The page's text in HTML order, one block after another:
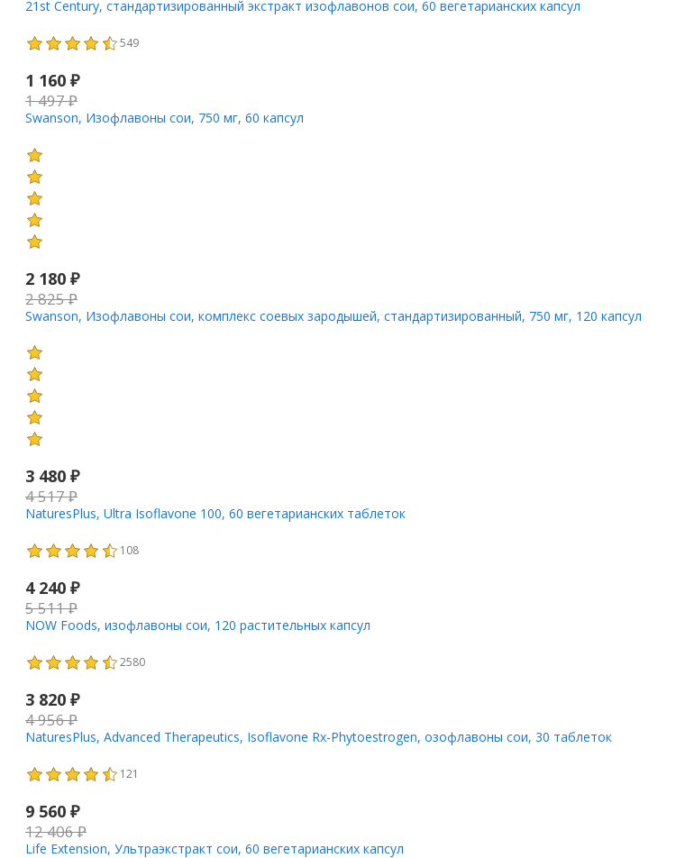
21st Century, стандартизированный экстракт изофлавонов сои, 60 вегетарианских капсул
549
1 160 ₽
1 497₽
Swanson, Изофлавоны сои, 750 мг, 60 капсул
2 180 ₽
2 825₽
Swanson, Изофлавоны сои, комплекс соевых зародышей, стандартизированный, 750 мг, 120 капсул
3 480 ₽
4 517₽
NaturesPlus, Ultra Isoflavone 100, 60 вегетарианских таблеток
108
4 240 ₽
5 511₽
NOW Foods, изофлавоны сои, 120 растительных капсул
2580
3 820 ₽
4 956₽
NaturesPlus, Advanced Therapeutics, Isoflavone Rx-Phytoestrogen, озофлавоны сои, 30 таблеток
121
9 560 ₽
12 406₽
Life Extension, Ультраэкстракт сои, 60 вегетарианских капсул